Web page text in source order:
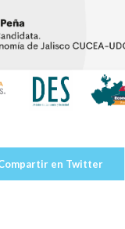
en Twitter